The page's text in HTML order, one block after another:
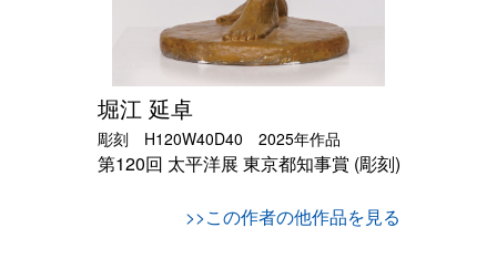
堀江 延卓
彫刻 H120W40D40 2025年作品
第120回 太平洋展 東京都知事賞 (彫刻)
>>この作者の他作品を見る